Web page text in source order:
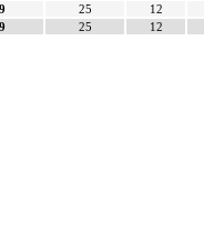
25
12
25 12